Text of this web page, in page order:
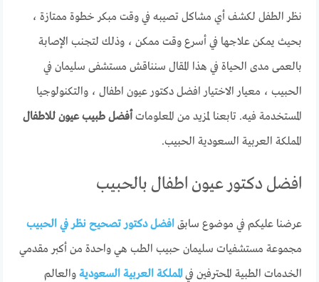
نظر الطفل لكشف أي مشاكل تصيبه في وقت مبكر خطوة ممتازة ،
بحيث يمكن علاجها في أسرع وقت ممكن ، وذلك لتجنب الإصابة
بالعمى مدى الحياة في هذا المقال سنناقش مستشفى سليمان في
الحبيب ، معيار الاختيار افضل دكتور عيون اطفال ، والتكنولوجيا
المستخدمة فيه. تابعنا لمزيد من المعلوماتأفضل طبيب عيون للاطفال
المملكة العربية السعودية الحبيب.
افضل دكتور عيون اطفال بالحبيب
عرضنا عليكم في موضوع سابقافضل دكتور تصحيح نظر في الحبيب
مجموعة مستشفيات سليمان حبيب الطب هي واحدة من أكبر مقدمي
الخدمات الطبية المحترفين فيالمملكة العربية السعودية والعالم